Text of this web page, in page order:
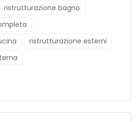
ristrutturazione bagno
ristrutturazione esterni